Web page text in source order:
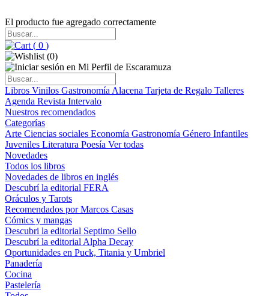
El producto fue agregado correctamente
( 0 )
(0)
Libros Vinilos Gastronomía Alacena Tarjeta de Regalo Talleres
Agenda Revista Intervalo
Nuestros recomendados
Categorías
Arte Ciencias sociales Economía Gastronomía Género Infantiles
Juveniles Literatura Poesía Ver todas
Novedades
Todos los libros
Novedades de libros en inglés
Descubrí la editorial FERA
Oráculos y Tarots
Recomendados por Marcos Casas
Cómics y mangas
Descubri la editorial Septimo Sello
Descubrí la editorial Alpha Decay
Oportunidades en Puck, Titania y Umbriel
Panadería
Cocina
Pastelería